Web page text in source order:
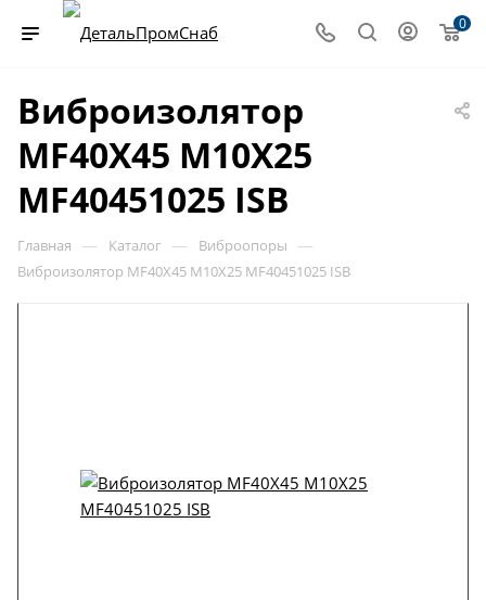
0
Виброизолятор
MF40X45 M10X25
MF40451025 ISB
Главная — Каталог — Виброопоры —
Виброизолятор MF40X45 M10X25 MF40451025 ISB